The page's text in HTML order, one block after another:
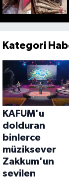
Kategori
KAFUM'u
dolduran
binlerce
müziksever
Zakkum'un
sevilen